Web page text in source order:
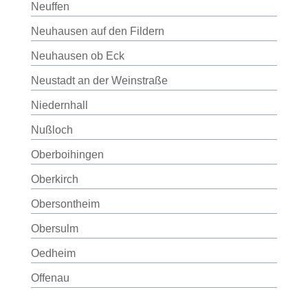
Neuffen
Neuhausen auf den Fildern
Neuhausen ob Eck
Neustadt an der Weinstraße
Niedernhall
Nußloch
Oberboihingen
Oberkirch
Obersontheim
Obersulm
Oedheim
Offenau